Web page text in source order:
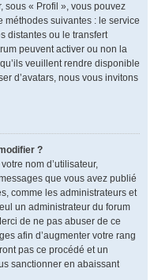
sous « Profil », vous pouvez
méthodes suivantes : le service
distantes ou le transfert
peuvent activer ou non la
veuillent rendre disponible
d’avatars, nous vous invitons
?
nom d’utilisateur,
que vous avez publié
comme les administrateurs et
un administrateur du forum
de ne pas abuser de ce
afin d’augmenter votre rang
pas ce procédé et un
sanctionner en abaissant